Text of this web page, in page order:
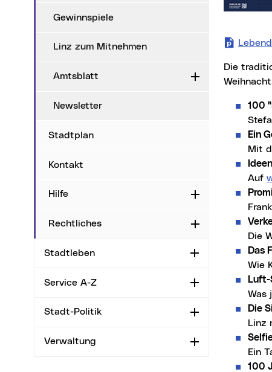
Gewinnspiele
Linz zum Mitnehmen
Amtsblatt Aufklappen
Newsletter
Stadtplan
Kontakt
Hilfe Aufklappen
Rechtliches Aufklappen
Stadtleben Aufklappen
Service A-Z Aufklappen
Stadt-Politik Aufklappen
Verwaltung Aufklappen
Die traditionelle Weihnachtsbeleuchtung, festlich geschmückte Auslagen und der
100
Ein
Mit
Auf
Die
Das
Wie
Luft-
Was
Die
Linz
Ein
100